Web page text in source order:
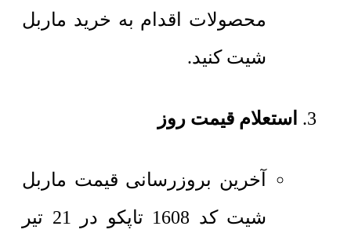
محصولات اقدام به خرید ماربل
شیت کنید.
استعلام قیمت روز
آخرین بروزرسانی قیمت ماربل
شیت کد 1608 تاپکو در 21 تیر